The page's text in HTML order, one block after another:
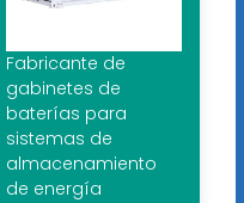
Fabricante de
gabinetes de
baterías para
sistemas de
almacenamiento
de energía